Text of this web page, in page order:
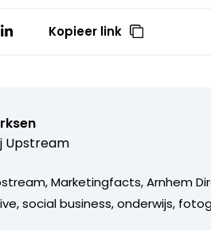
Kopieer link
Upstream
Marketingfacts, Arnhem
social business, onderwijs,